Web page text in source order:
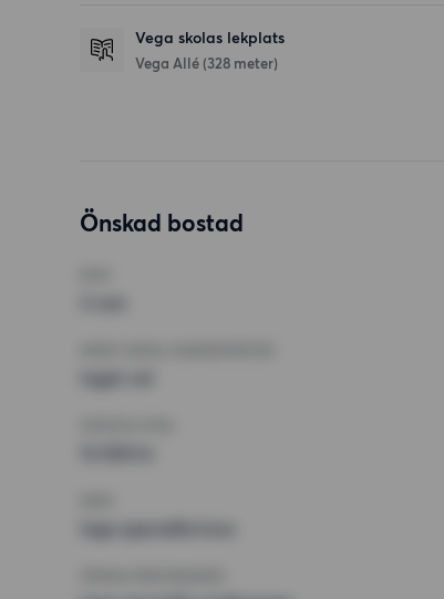
Vega skolas lekplats
Vega Allé (328 meter)
Önskad bostad